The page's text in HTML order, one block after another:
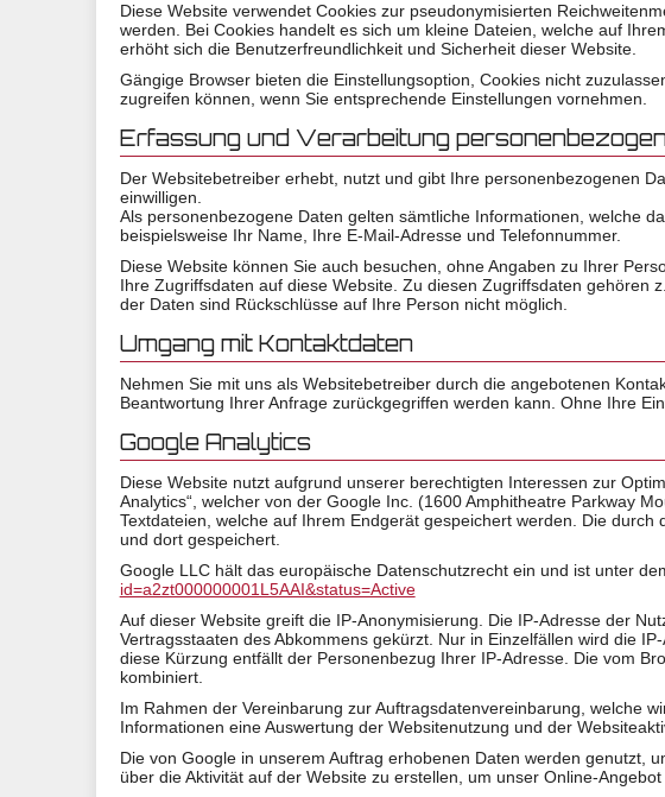
Diese Website verwendet Cookies zur pseudonymisierten
werden. Bei Cookies handelt es sich um kleine Dateien, welche auf
erhöht sich die Benutzerfreundlichkeit und Sicherheit dieser Website.
Gängige Browser bieten die Einstellungsoption, Cookies nicht
zugreifen können, wenn Sie entsprechende Einstellungen vornehmen.
Erfassung und Verarbeitung
Der Websitebetreiber erhebt, nutzt und gibt Ihre personenbezogenen
einwilligen.
Als personenbezogene Daten gelten sämtliche Informationen, welche
beispielsweise Ihr Name, Ihre E-Mail-Adresse und Telefonnummer.
Diese Website können Sie auch besuchen, ohne Angaben zu Ihrer
Ihre Zugriffsdaten auf diese Website. Zu diesen Zugriffsdaten gehören
der Daten sind Rückschlüsse auf Ihre Person nicht möglich.
Umgang mit Kontaktdaten
Nehmen Sie mit uns als Websitebetreiber durch die angebotenen
Beantwortung Ihrer Anfrage zurückgegriffen werden kann. Ohne Ihre
Google Analytics
Diese Website nutzt aufgrund unserer berechtigten Interessen zur
Analytics“, welcher von der Google Inc. (1600 Amphitheatre Parkway
Textdateien, welche auf Ihrem Endgerät gespeichert werden. Die
und dort gespeichert.
Google LLC hält das europäische Datenschutzrecht ein und ist unter
id=a2zt000000001L5AAI&status=Active
Auf dieser Website greift die IP-Anonymisierung. Die IP-Adresse der
Vertragsstaaten des Abkommens gekürzt. Nur in Einzelfällen wird die
diese Kürzung entfällt der Personenbezug Ihrer IP-Adresse. Die vom
kombiniert.
Im Rahmen der Vereinbarung zur Auftragsdatenvereinbarung, welche
Informationen eine Auswertung der Websitenutzung und der
Die von Google in unserem Auftrag erhobenen Daten werden genutzt,
über die Aktivität auf der Website zu erstellen, um unser Online-Angebot